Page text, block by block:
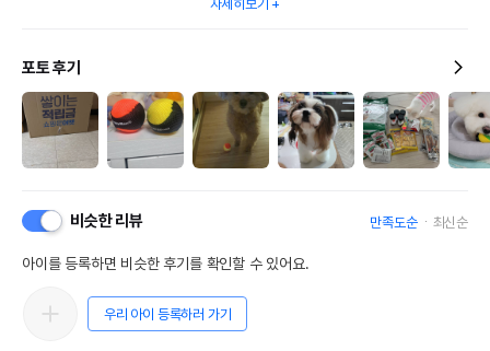
자세히보기
포토 후기
비슷한 리뷰 만족도순 최신순
아이를 등록하면 비슷한 후기를 확인할 수 있어요.
우리 아이 등록하러 가기